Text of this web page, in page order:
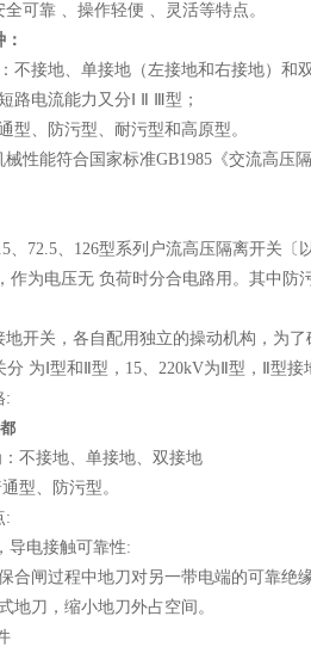
可靠 、操作轻便 、灵活等特点。
接地、单接地（左接地和右接地）和双
电流能力又分Ⅰ Ⅱ Ⅲ型；
、防污型、耐污型和高原型。
能符合国家标准GB1985《交流高压
72.5、126型系列户流高压隔离开关〔
作为电压无 负荷时分合电路用。其中
关，各自配用独立的操动机构，为了
为Ⅰ型和Ⅱ型，15、220kV为Ⅱ型，Ⅱ型
:
接地、单接地、双接地
、防污型。
:
导电接触可靠性:
合闸过程中地刀对另一带电端的可靠绝
地刀，缩小地刀外占空间。